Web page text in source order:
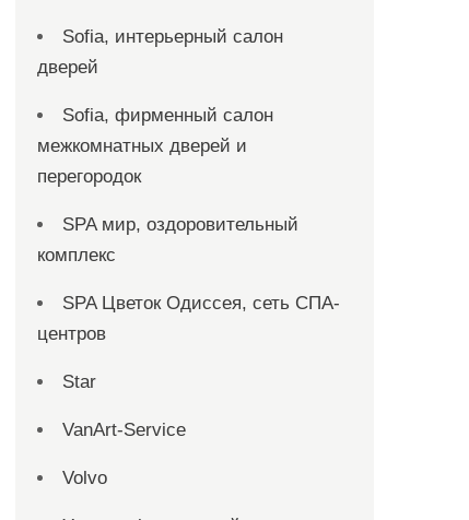
Sofia, интерьерный салон
дверей
Sofia, фирменный салон
межкомнатных дверей и
перегородок
SPA мир, оздоровительный
комплекс
SPA Цветок Одиссея, сеть СПА-
центров
Star
VanArt-Service
Volvo